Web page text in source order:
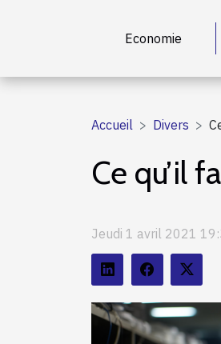
Economie
Accueil Divers
Ce qu’il
Jeudi 1 avril 2021